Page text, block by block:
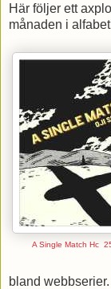
Här följer ett
månaden i
A Single Match Hc
bland